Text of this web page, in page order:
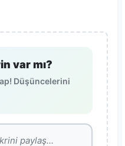
var mı?
Düşüncelerini